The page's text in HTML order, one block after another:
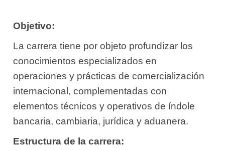
Objetivo:
La carrera tiene por objeto profundizar los
conocimientos especializados en
operaciones y prácticas de comercialización
internacional, complementadas con
elementos técnicos y operativos de índole
bancaria, cambiaria, jurídica y aduanera.
Estructura de la carrera: